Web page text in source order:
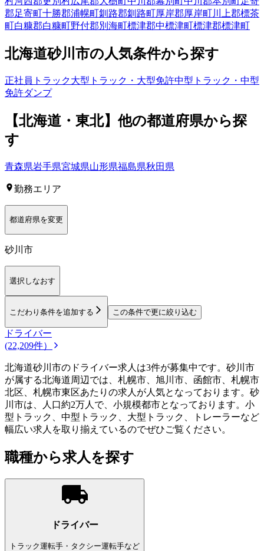
郡足寄町十勝郡浦幌町釧路郡釧路町厚岸郡厚岸町川上郡標茶
町白糠郡白糠町野付郡別海町標津郡中標津町標津郡標津町
北海道砂川市の人気条件から探す
正社員 トラック大型トラック・大型免許中型トラック・中型
免許ダンプ
【北海道・東北】他の都道府県から探
す
青森県岩手県宮城県山形県福島県秋田県
勤務エリア
都道府県を変更
砂川市
選択しなおす
こだわり条件を追加する この条件で更に絞り込む
ドライバー
(22,209件）
北海道砂川市のドライバー求人は3件が募集中です。砂川市
が属する北海道周辺では、札幌市、旭川市、函館市、札幌市
北区、札幌市東区あたりの求人が人気となっております。砂
川市は、人口約2万人で、小規模都市となっております。小
型トラック、中型トラック、大型トラック、トレーラーなど
幅広い求人を取り揃えているのでぜひご覧ください。
職種から求人を探す
ドライバー
トラック運転手・タクシー運転手など